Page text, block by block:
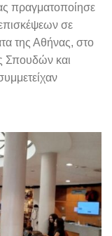
πραγματοποίησε
σε
της Αθήνας, στο
Σπουδών και